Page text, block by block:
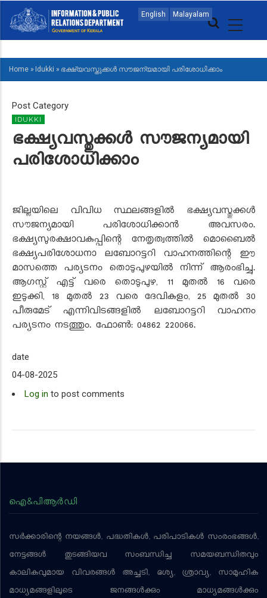
main
English Malayalam
MAIN
NAVIGATION
MALAYALAM
BREADCRUMB
Home » Idukki » ഭക്ഷ്യവസ്തുക്കള്‍ സൗജന്യമായി പരിശോധിക്കാം
Post Category
IDUKKI
ഭക്ഷ്യവസ്തുക്കള്‍ സൗജന്യമായി
പരിശോധിക്കാം
ജില്ലയിലെ വിവിധ സ്ഥലങ്ങളില്‍ ഭക്ഷ്യവസ്തുക്കള്‍
സൗജന്യമായി പരിശോധിക്കാന്‍ അവസരം.
ഭക്ഷ്യസുരക്ഷാവകുപ്പിന്റെ നേതൃത്വത്തില്‍ മൊബൈല്‍
ഭക്ഷ്യപരിശോധനാ ലബോറട്ടറി വാഹനത്തിന്റെ ഈ
മാസത്തെ പര്യടനം തൊടുപുഴയില്‍ നിന്ന് ആരംഭിച്ചു.
ആഗസ്റ്റ് എട്ട് വരെ തൊടുപുഴ, 11 മുതല്‍ 16 വരെ
ഇടുക്കി, 18 മുതല്‍ 23 വരെ ദേവികുളം, 25 മുതല്‍ 30
പീരുമേട് എന്നിവിടങ്ങളില്‍ ലബോറട്ടറി വാഹനം
പര്യടനം നടത്തും. ഫോണ്‍: 04862 220066.
date
04-08-2025
Log in to post comments
ഐ&പിആര്‍ഡി
സര്‍ക്കാരിന്റെ നയങ്ങള്‍, പദ്ധതികള്‍, പരിപാടികള്‍ സംരംഭങ്ങള്‍,
നേട്ടങ്ങള്‍ തുടങ്ങിയവ സംബന്ധിച്ച സമയബന്ധിതവും
കാലികവുമായ വിവരങ്ങള്‍ അച്ചടി, ദൃശ്യ, ശ്രാവ്യ, സാമൂഹിക
മാധ്യമങ്ങളിലൂടെ ജനങ്ങള്‍ക്കും മാധ്യമങ്ങള്‍ക്കും